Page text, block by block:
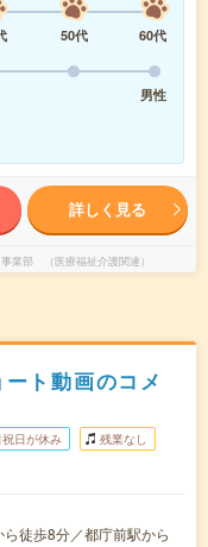
50代
60代
男性
詳しく見る
業部 （医療福祉介護関連）
ト動画のコメ
祝日が休み 残業なし
徒歩8分／都庁前駅から